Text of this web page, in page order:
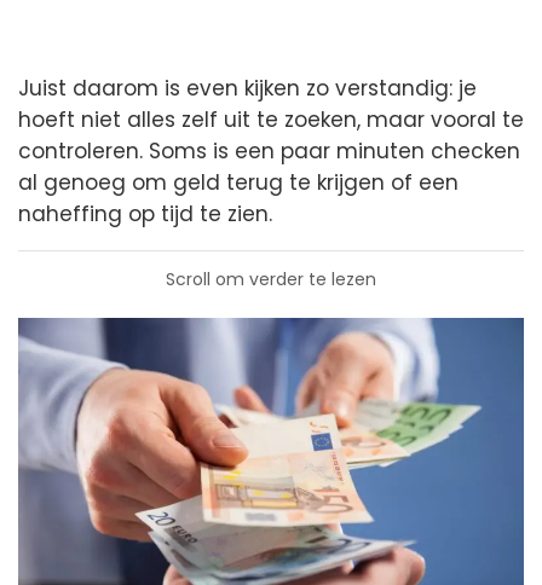
Juist daarom is even kijken zo verstandig: je
hoeft niet alles zelf uit te zoeken, maar vooral te
controleren. Soms is een paar minuten checken
al genoeg om geld terug te krijgen of een
naheffing op tijd te zien.
Scroll om verder te lezen